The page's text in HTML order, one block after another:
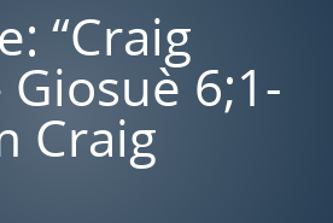
“Craig
6;1-
Craig